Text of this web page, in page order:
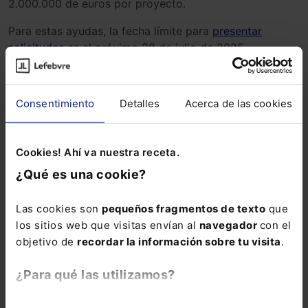
Consentimiento Detalles Acerca de las cookies
Cookies! Ahí va nuestra receta.
¿Qué es una cookie?
Las cookies son pequeños fragmentos de texto que
los sitios web que visitas envían al navegador con el
objetivo de recordar la información sobre tu visita.
¿Para qué las utilizamos?
2.000.000 de euros por proyecto.
Para estas ayudas, la fecha límite para presentar
solicitudeses el próximo 28 de julio de 2025.
bioeconomía gobernanza